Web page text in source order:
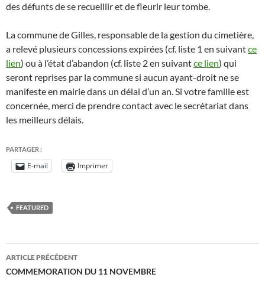
des défunts de se recueillir et de fleurir leur tombe.
La commune de Gilles, responsable de la gestion du cimetière,
a relevé plusieurs concessions expirées (cf. liste 1 en suivantce
lien) ou à l’état d’abandon (cf. liste 2 en suivantce lien) qui
seront reprises par la commune si aucun ayant-droit ne se
manifeste en mairie dans un délai d’un an. Si votre famille est
concernée, merci de prendre contact avec le secrétariat dans
les meilleurs délais.
PARTAGER :
E-mail Imprimer
FEATURED
Navigation
des
ARTICLE PRÉCÉDENT
COMMEMORATION DU 11 NOVEMBRE